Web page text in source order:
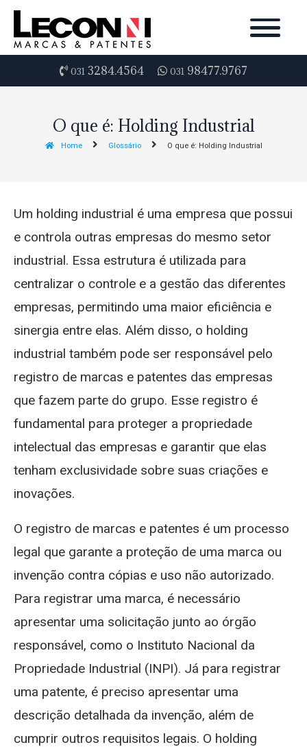
031 3284.4564 031 98477.9767
O que é: Holding Industrial
Home Glossário O que é: Holding Industrial
Um holding industrial é uma empresa que possui
e controla outras empresas do mesmo setor
industrial. Essa estrutura é utilizada para
centralizar o controle e a gestão das diferentes
empresas, permitindo uma maior eficiência e
sinergia entre elas. Além disso, o holding
industrial também pode ser responsável pelo
registro de marcas e patentes das empresas
que fazem parte do grupo. Esse registro é
fundamental para proteger a propriedade
intelectual das empresas e garantir que elas
tenham exclusividade sobre suas criações e
inovações.
O registro de marcas e patentes é um processo
legal que garante a proteção de uma marca ou
invenção contra cópias e uso não autorizado.
Para registrar uma marca, é necessário
apresentar uma solicitação junto ao órgão
responsável, como o Instituto Nacional da
Propriedade Industrial (INPI). Já para registrar
uma patente, é preciso apresentar uma
descrição detalhada da invenção, além de
cumprir outros requisitos legais. O holding